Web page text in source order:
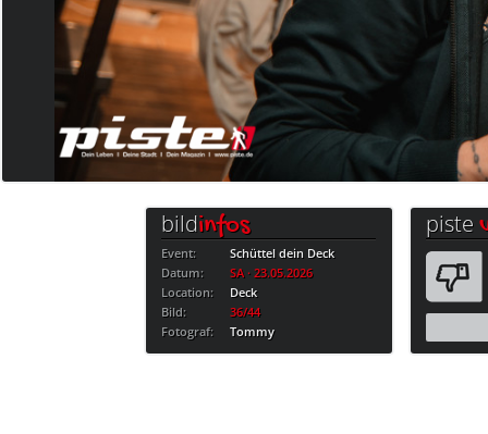
bildinfos
Event:
Schüttel dein Deck
Datum:
SA · 23.05.2026
Location:
Deck
Bild:
36/44
Fotograf:
Tommy
piste